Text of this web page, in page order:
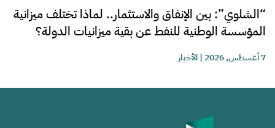
“الشلوي”: بين الإنفاق والاستثمار.. لماذا تختلف ميزانية
المؤسسة الوطنية للنفط عن بقية ميزانيات الدولة؟
7 أغسطس, 2026 |الأخبار